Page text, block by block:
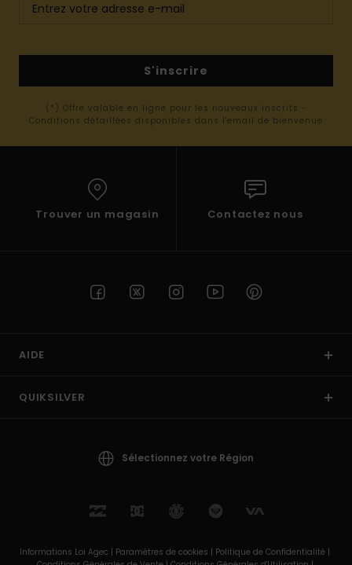
S'inscrire
(*) Offre valable en ligne pour les nouveaux inscrits -
Conditions détaillées disponibles dans l'email de bienvenue
Trouver un magasin Contactez nous
AIDE
QUIKSILVER
Sélectionnez votre Région
Informations Loi Agec | Paramètres de cookies | Politique de Confidentialité |